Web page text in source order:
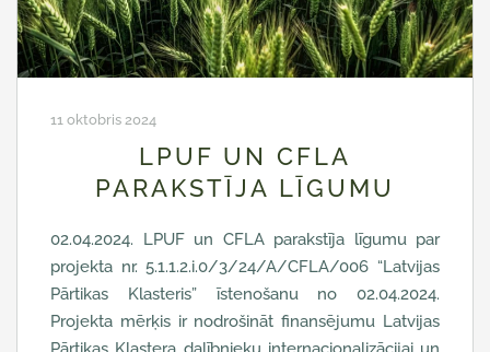
11 oktobris 2024
LPUF UN CFLA
PARAKSTĪJA LĪGUMU
02.04.2024. LPUF un CFLA parakstīja līgumu par
projekta nr. 5.1.1.2.i.0/3/24/A/CFLA/006 “Latvijas
Pārtikas Klasteris” īstenošanu no 02.04.2024.
Projekta mērķis ir nodrošināt finansējumu Latvijas